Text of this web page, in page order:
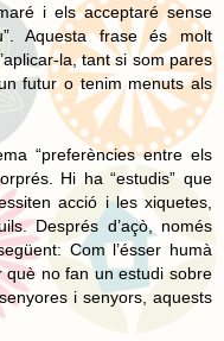
i els acceptaré sense
Aquesta frase és molt
la, tant si som pares
futur o tenim menuts als
“preferències entre els
Hi ha “estudis” que
acció i les xiquetes,
Després d’açò, només
Com l’ésser humà
què no fan un estudi sobre
i senyors, aquests